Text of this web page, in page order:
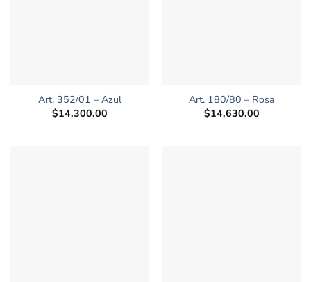
Art. 352/01 – Azul
$14,300.00
Art. 180/80 – Rosa
$14,630.00